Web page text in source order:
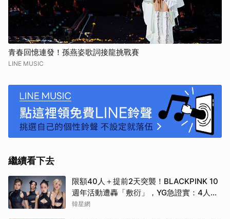
青春回憶連發！孫燕姿歌詞接龍挑戰賽
LINE MUSIC
繼續看下去
限額40人＋提前2天突襲！BLACKPINK 10
週年活動遭轟「敷衍」，YG急證實：4人確
定完全體出席
韓星網